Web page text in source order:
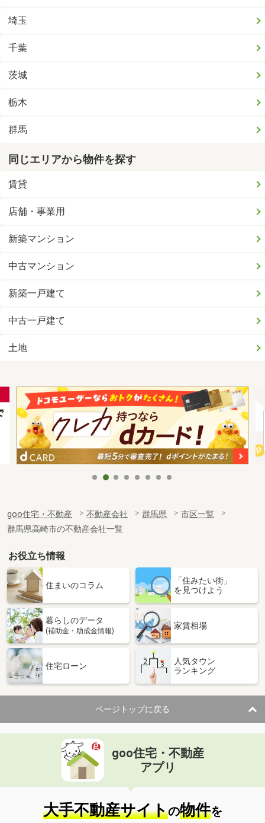
埼玉
千葉
茨城
栃木
群馬
同じエリアから物件を探す
賃貸
店舗・事業用
新築マンション
中古マンション
新築一戸建て
中古一戸建て
土地
goo住宅・不動産 不動産会社 群馬県
市区一覧
群馬県高崎市の不動産会社一覧
お役立ち情報
住まいのコラム
「住みたい街」
を見つけよう
暮らしのデータ
(補助金・助成金情報)
家賃相場
住宅ローン
人気タウン
ランキング
ページトップに戻る
goo住宅・不動産
アプリ
大手不動産サイトの物件を